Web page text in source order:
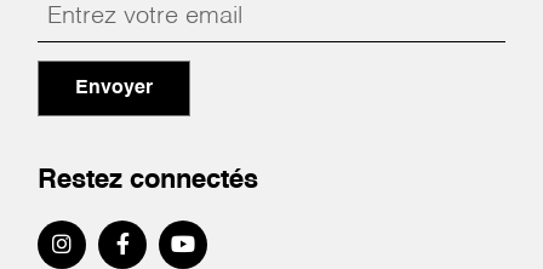
Envoyer
Restez connectés